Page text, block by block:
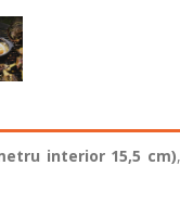
interior 15,5 cm)